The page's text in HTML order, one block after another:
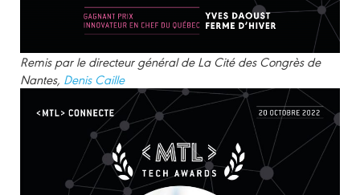
Remis par le directeur général de La Cité des Congrès de
Nantes, Denis Caille